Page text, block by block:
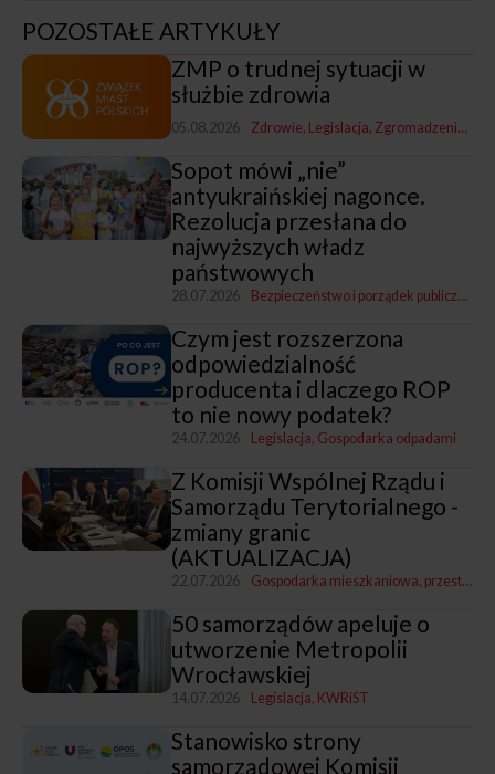
POZOSTAŁE ARTYKUŁY
ZMP o trudnej sytuacji w
służbie zdrowia
05.08.2026 Zdrowie Legislacja Zgromadzenia i Zarządy ZMP
Sopot mówi „nie”
antyukraińskiej nagonce.
Rezolucja przesłana do
najwyższych władz
państwowych
28.07.2026 Bezpieczeństwo i porządek publiczny
Czym jest rozszerzona
odpowiedzialność
producenta i dlaczego ROP
to nie nowy podatek?
24.07.2026 Legislacja Gospodarka odpadami
Z Komisji Wspólnej Rządu i
Samorządu Terytorialnego -
zmiany granic
(AKTUALIZACJA)
22.07.2026 Gospodarka mieszkaniowa, przestrzenna i nieruchomościami
50 samorządów apeluje o
utworzenie Metropolii
Wrocławskiej
14.07.2026 Legislacja KWRiST
Stanowisko strony
samorządowej Komisji